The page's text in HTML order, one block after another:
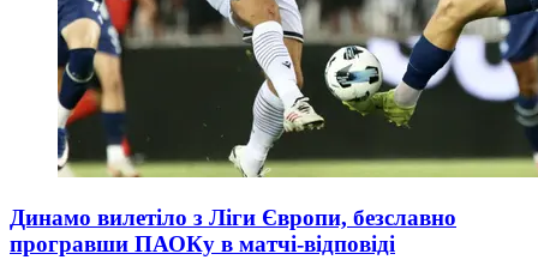
Динамо вилетіло з Ліги Європи, безславно
програвши ПАОКу в матчі-відповіді